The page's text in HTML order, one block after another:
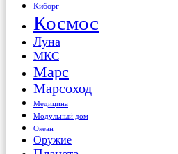
Киборг
Космос
Луна
МКС
Марс
Марсоход
Медицина
Модульный дом
Океан
Оружие